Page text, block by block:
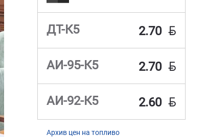
ДТ-К5 2.70 BYN
АИ-95-К5 2.70 BYN
АИ-92-К5 2.60 BYN
Архив цен на топливо